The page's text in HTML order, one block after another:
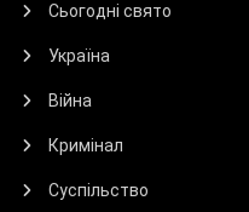
Сьогодні свято
Україна
Війна
Кримінал
Суспільство